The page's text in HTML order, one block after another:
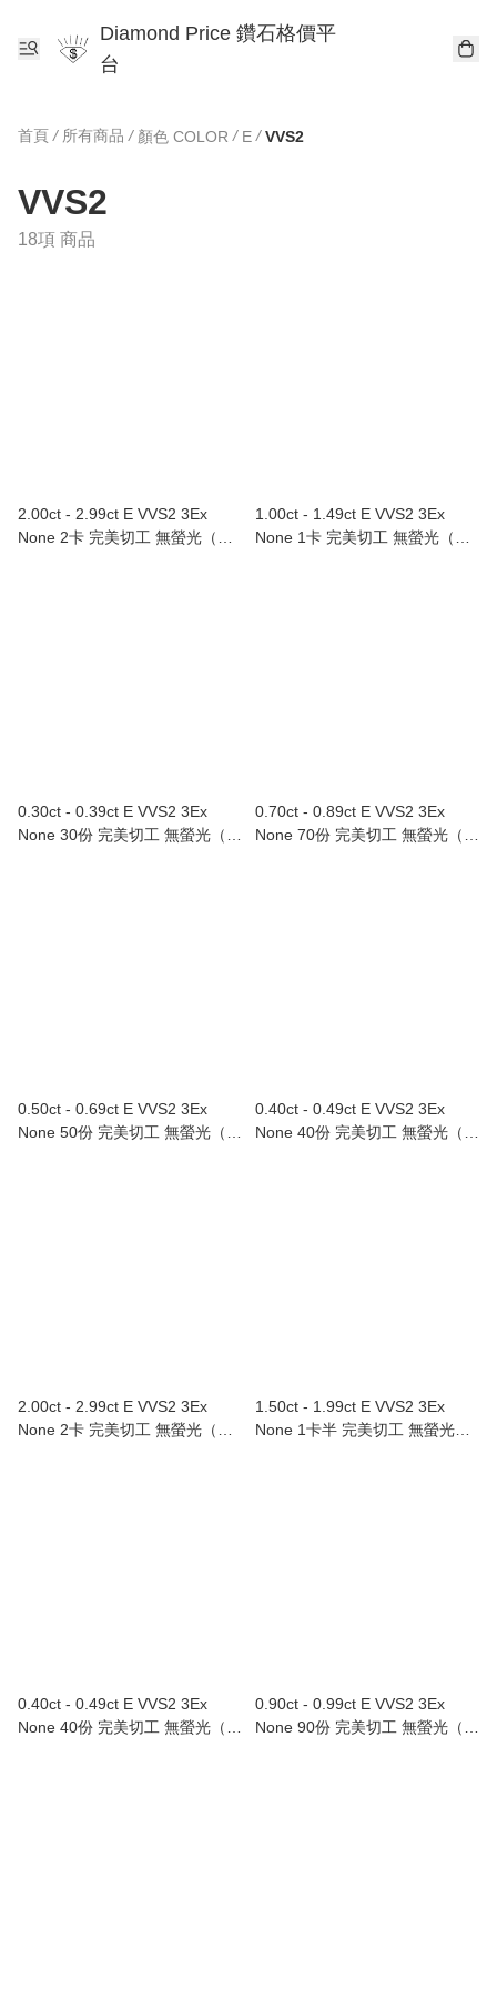
Diamond Price 鑽石格價平
台
首頁 / 所有商品 / 顏色 COLOR / E / VVS2
VVS2
18項 商品
2.00ct - 2.99ct E VVS2 3Ex
None 2卡 完美切工 無螢光（附
1.00ct - 1.49ct E VVS2 3Ex
None 1卡 完美切工 無螢光（附
0.30ct - 0.39ct E VVS2 3Ex
None 30份 完美切工 無螢光（附
0.70ct - 0.89ct E VVS2 3Ex
None 70份 完美切工 無螢光（附
0.50ct - 0.69ct E VVS2 3Ex
None 50份 完美切工 無螢光（附
0.40ct - 0.49ct E VVS2 3Ex
None 40份 完美切工 無螢光（附
2.00ct - 2.99ct E VVS2 3Ex
None 2卡 完美切工 無螢光（附
1.50ct - 1.99ct E VVS2 3Ex
None 1卡半 完美切工 無螢光
0.40ct - 0.49ct E VVS2 3Ex
None 40份 完美切工 無螢光（附
0.90ct - 0.99ct E VVS2 3Ex
None 90份 完美切工 無螢光（附